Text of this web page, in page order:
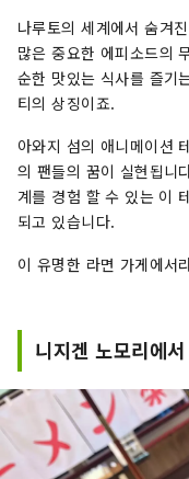
나루토의 세계에서 숨겨
많은 중요한 에피소드의
순한 맛있는 식사를 즐기
티의 상징이죠.
아와지 섬의 애니메이션
의 팬들의 꿈이 실현됩니
계를 경험 할 수 있는 이
되고 있습니다.
이 유명한 라면 가게에서
니지겐 노모리에